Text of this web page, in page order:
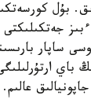
جەتكىلىكتى
ساپار
باي
عالىم.